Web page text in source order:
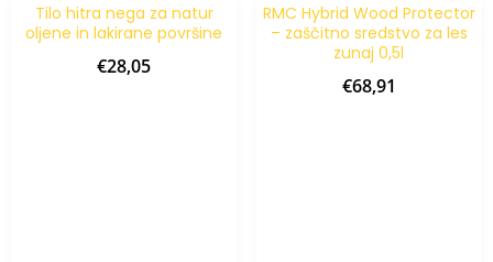
Tilo hitra nega za natur
oljene in lakirane površine
€28,05
RMC Hybrid Wood Protector
– zaščitno sredstvo za les
zunaj 0,5l
€68,91